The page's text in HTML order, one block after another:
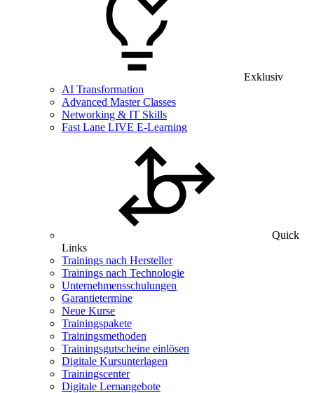
Exklusiv
AI Transformation
Advanced Master Classes
Networking & IT Skills
Fast Lane LIVE E-Learning
Quick
Links
Trainings nach Hersteller
Trainings nach Technologie
Unternehmensschulungen
Garantietermine
Neue Kurse
Trainingspakete
Trainingsmethoden
Trainingsgutscheine einlösen
Digitale Kursunterlagen
Trainingscenter
Digitale Lernangebote